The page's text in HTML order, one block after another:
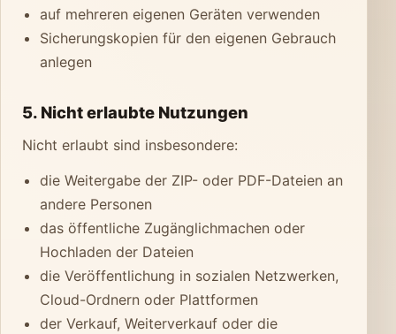
auf mehreren eigenen Geräten verwenden
Sicherungskopien für den eigenen Gebrauch
anlegen
5. Nicht erlaubte Nutzungen
Nicht erlaubt sind insbesondere:
die Weitergabe der ZIP- oder PDF-Dateien an
andere Personen
das öffentliche Zugänglichmachen oder
Hochladen der Dateien
die Veröffentlichung in sozialen Netzwerken,
Cloud-Ordnern oder Plattformen
der Verkauf, Weiterverkauf oder die